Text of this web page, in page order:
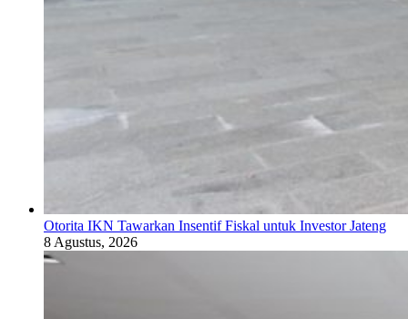
Otorita IKN Tawarkan Insentif Fiskal untuk Investor Jateng
8 Agustus, 2026